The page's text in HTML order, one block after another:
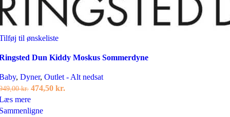
til ønskeliste
Dun Kiddy Moskus Sommerdyne
, Dyner, Outlet - Alt nedsat
kr. Den
oprindelige
pris
474,50 kr.
mere